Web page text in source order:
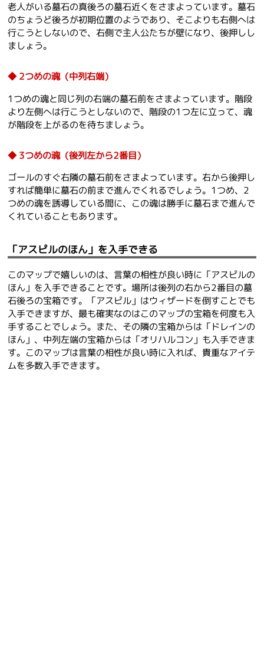
老人がいる墓石の真後ろの墓石近くをさまよっています。墓石
のちょうど後ろが初期位置のようであり、そこよりも右側へは
行こうとしないので、右側で主人公たちが壁になり、後押しし
ましょう。
2つめの魂（中列右端）
1つめの魂と同じ列の右端の墓石前をさまよっています。階段
より左側へは行こうとしないので、階段の1つ左に立って、魂
が階段を上がるのを待ちましょう。
3つめの魂（後列左から2番目）
ゴールのすぐ右隣の墓石前をさまよっています。右から後押し
すれば簡単に墓石の前まで進んでくれるでしょう。1つめ、2
つめの魂を誘導している間に、この魂は勝手に墓石まで進んで
くれていることもあります。
「アスピルのほん」を入手できる
このマップで嬉しいのは、言葉の相性が良い時に「アスピルの
ほん」を入手できることです。場所は後列の右から2番目の墓
石後ろの宝箱です。「アスピル」はウィザードを倒すことでも
入手できますが、最も確実なのはこのマップの宝箱を何度も入
手することでしょう。また、その隣の宝箱からは「ドレインの
ほん」、中列左端の宝箱からは「オリハルコン」も入手できま
す。このマップは言葉の相性が良い時に入れば、貴重なアイテ
ムを多数入手できます。